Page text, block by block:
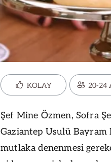
KOLAY 20-24
Şef Mine Özmen, Sofra
Gaziantep Usulü Bayram
mutlaka denenmesi